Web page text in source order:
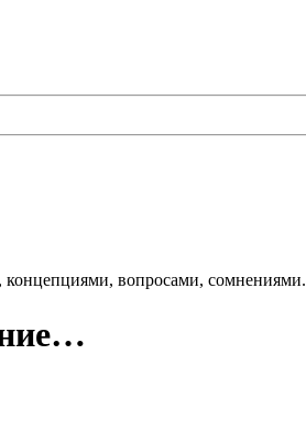
концепциями, вопросами, сомнениями.